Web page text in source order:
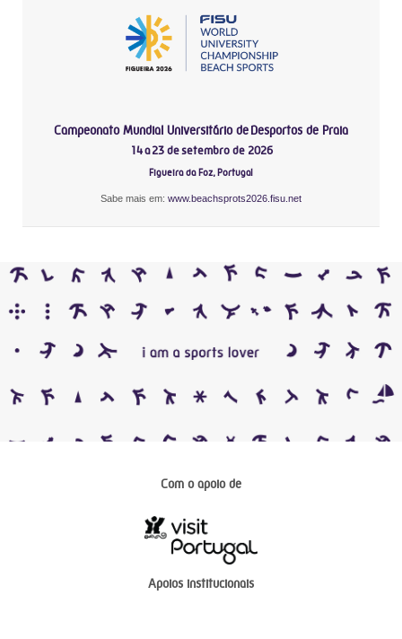
Campeonato Mundial Universitário de Desportos de Praia
14 a 23 de setembro de 2026
Figueira da Foz, Portugal
Sabe mais em: www.beachsprots2026.fisu.net
Com o apoio de
Apoios institucionais